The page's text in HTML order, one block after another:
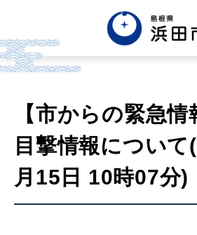
한글 Tiếng việt
市政情報
【市からの緊急
目撃情報につい
月15日 10時07分)